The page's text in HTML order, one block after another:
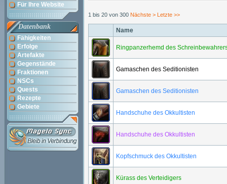
Für Ihre Website
Datenbank
Fähigkeiten
Erfolge
Artefakte
Gegenstände
Fraktionen
NSCs
Quests
Rezepte
Gebiete
1 bis 20 von 300 Nächste > Letzte >>
Name
Ringpanzerhemd des
Gamaschen des Seditionisten
Gamaschen des Seditionisten
Handschuhe des Okkultisten
Handschuhe des Okkultisten
Kopfschmuck des Okkultisten
Kürass des Verteidigers